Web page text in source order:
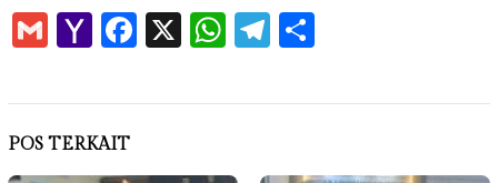
GmailYahooFacebook
X WhatsApp
Telegram
POS TERKAIT